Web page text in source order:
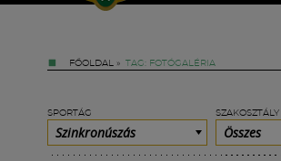
FŐOLDAL » TAG: FOTÓGALÉRIA
SPORTÁG
Szinkronúszás
SZAKOSZTÁLY
Összes